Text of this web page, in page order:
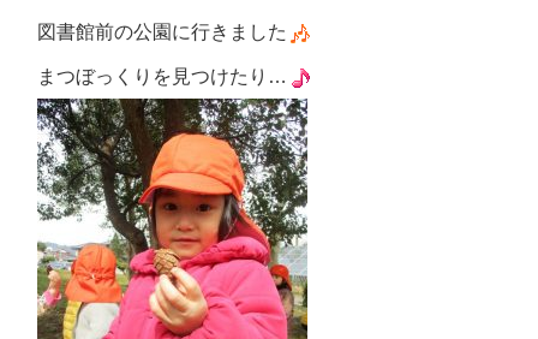
図書館前の公園に行きました
まつぼっくりを見つけたり…